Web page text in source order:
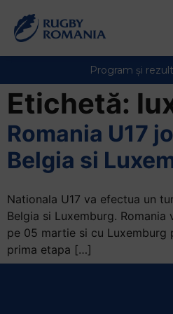
in
Accessibility
screen
reader.
To
start
All
in
Accessibility
screen
Etichetă:
Romania U17
Belgia si
Nationala U17 va efectua un
Belgia si Luxemburg.
pe 05 martie si cu Luxemburg
prima etapa […]